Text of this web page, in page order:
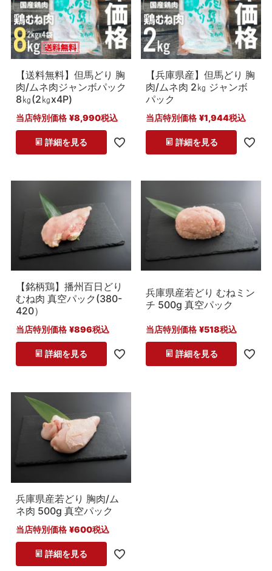
【送料無料】但馬どり 胸
肉/ムネ肉ジャンボパック
8㎏(2㎏x4P)
当店特別価格 ¥8,990税込
詳細を見る
【兵庫県産】但馬どり 胸
肉/ムネ肉 2㎏ ジャンボ
パック
当店特別価格 ¥1,944税込
詳細を見る
【銘柄鶏】播州百日どり
むね肉 真空パック(380-
420）
当店特別価格 ¥896税込
詳細を見る
兵庫県産若どり むねミン
チ 500g 真空パック
当店特別価格 ¥518税込
詳細を見る
兵庫県産若どり 胸肉/ム
ネ肉 500g 真空パック
当店特別価格 ¥600税込
詳細を見る